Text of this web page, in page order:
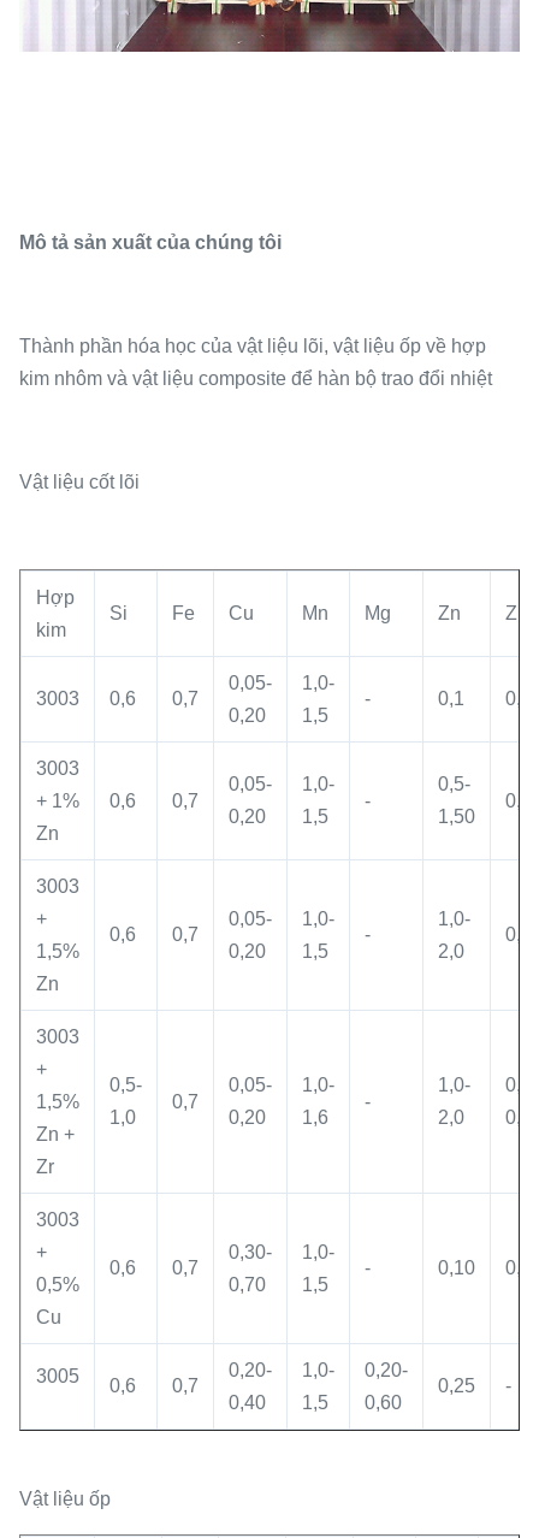
Mô tả sản xuất của chúng tôi
Thành phần hóa học của vật liệu lõi, vật liệu ốp về hợp
kim nhôm và vật liệu composite để hàn bộ trao đổi nhiệt
Vật liệu cốt lõi
Hợp
kim
Si Fe Cu Mn Mg Zn Zr
3003 0,6 0,7
0,05-
0,20
1,0-
1,5
- 0,1
3003
+ 1%
Zn
0,6 0,7
0,05-
0,20
1,0-
1,5
-
0,5-
1,50
3003
+
1,5%
Zn
0,6 0,7
0,05-
0,20
1,0-
1,5
-
1,0-
2,0
3003
+
1,5%
Zn +
Zr
0,5-
1,0
0,7
0,05-
0,20
1,0-
1,6
-
1,0-
2,0
0,2
3003
+
0,5%
Cu
0,6 0,7
0,30-
0,70
1,0-
1,5
- 0,10
3005 0,6 0,7
0,20-
0,40
1,0-
1,5
0,20-
0,60
0,25 -
Vật liệu ốp